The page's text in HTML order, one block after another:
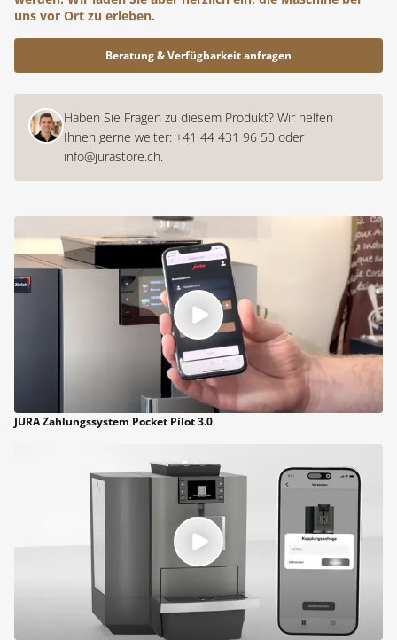
uns vor Ort zu erleben.
Beratung & Verfügbarkeit anfragen
Haben Sie Fragen zu diesem Produkt? Wir helfen
Ihnen gerne weiter: +41 44 431 96 50 oder
info@jurastore.ch.
JURA Zahlungssystem Pocket Pilot 3.0